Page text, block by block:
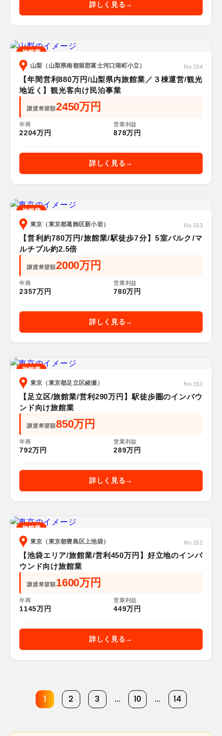
詳しく見る
旅館業
山梨（山梨県南都留郡富士河口湖町小立）
No.154
【年間営利880万円/山梨県内旅館業／３棟運営/観光
地近く】観光客向け民泊事業
譲渡希望額2450万円
年商
2204万円
営業利益
878万円
詳しく見る
旅館業
東京（東京都葛飾区新小岩）
No.153
【営利約780万円/旅館業/駅徒歩7分】5室バルク/マ
ルチプル約2.5倍
譲渡希望額2000万円
年商
2357万円
営業利益
780万円
詳しく見る
旅館業
東京（東京都足立区綾瀬）
No.152
【足立区/旅館業/営利290万円】駅徒歩圏のインバウ
ンド向け旅館業
譲渡希望額850万円
年商
792万円
営業利益
289万円
詳しく見る
旅館業
東京（東京都豊島区上池袋）
No.151
【池袋エリア/旅館業/営利450万円】好立地のインバ
ウンド向け旅館業
譲渡希望額1600万円
年商
1145万円
営業利益
449万円
詳しく見る
1 2 3 ... 10 ... 14